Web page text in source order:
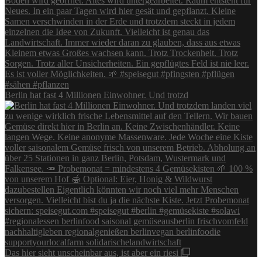
Berlin hat fast 4 Millionen Einwohner. Und trotzd
Das hier sieht unscheinbar aus, ist aber ein riesi